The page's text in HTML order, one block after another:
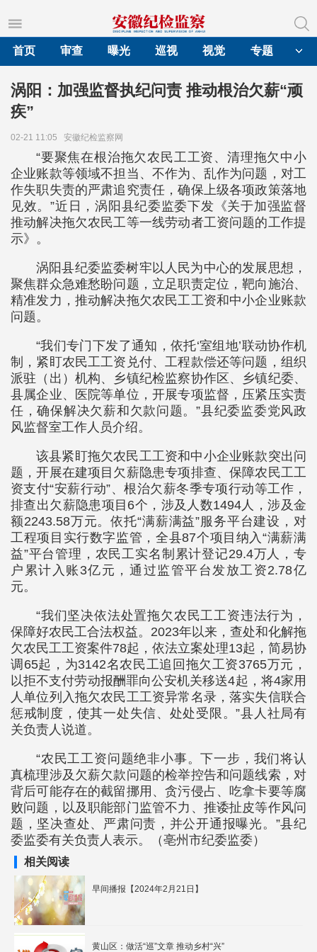
首页
审查 曝光 巡视 视觉 专题
涡阳：加强监督执纪问责 推动根治欠薪“顽
疾”
02-21 11:05 安徽纪检监察网
“要聚焦在根治拖欠农民工工资、清理拖欠中小
企业账款等领域不担当、不作为、乱作为问题，对工
作失职失责的严肃追究责任，确保上级各项政策落地
见效。”近日，涡阳县纪委监委下发《关于加强监督
推动解决拖欠农民工等一线劳动者工资问题的工作提
示》。
涡阳县纪委监委树牢以人民为中心的发展思想，
聚焦群众急难愁盼问题，立足职责定位，靶向施治、
精准发力，推动解决拖欠农民工工资和中小企业账款
问题。
“我们专门下发了通知，依托‘室组地’联动协作机
制，紧盯农民工工资兑付、工程款偿还等问题，组织
派驻（出）机构、乡镇纪检监察协作区、乡镇纪委、
县属企业、医院等单位，开展专项监督，压紧压实责
任，确保解决欠薪和欠款问题。”县纪委监委党风政
风监督室工作人员介绍。
该县紧盯拖欠农民工工资和中小企业账款突出问
题，开展在建项目欠薪隐患专项排查、保障农民工工
资支付“安薪行动”、根治欠薪冬季专项行动等工作，
排查出欠薪隐患项目6个，涉及人数1494人，涉及金
额2243.58万元。依托“满薪满益”服务平台建设，对
工程项目实行数字监管，全县87个项目纳入“满薪满
益”平台管理，农民工实名制累计登记29.4万人，专
户累计入账3亿元，通过监管平台发放工资2.78亿
元。
“我们坚决依法处置拖欠农民工工资违法行为，
保障好农民工合法权益。2023年以来，查处和化解拖
欠农民工工资案件78起，依法立案处理13起，简易协
调65起，为3142名农民工追回拖欠工资3765万元，
以拒不支付劳动报酬罪向公安机关移送4起，将4家用
人单位列入拖欠农民工工资异常名录，落实失信联合
惩戒制度，使其一处失信、处处受限。”县人社局有
关负责人说道。
“农民工工资问题绝非小事。下一步，我们将认
真梳理涉及欠薪欠款问题的检举控告和问题线索，对
背后可能存在的截留挪用、贪污侵占、吃拿卡要等腐
败问题，以及职能部门监管不力、推诿扯皮等作风问
题，坚决查处、严肃问责，并公开通报曝光。”县纪
委监委有关负责人表示。（亳州市纪委监委）
相关阅读
早间播报【2024年2月21日】
黄山区：做活“巡”文章 推动乡村“兴”